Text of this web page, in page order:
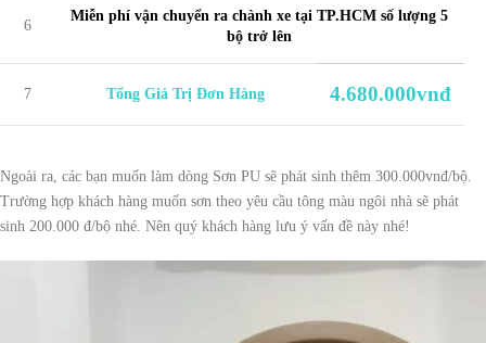
6
Miễn phí vận chuyển ra chành xe tại TP.HCM số lượng 5
bộ trở lên
7 Tổng Giá Trị Đơn Hàng 4.680.000vnđ
Ngoài ra, các bạn muốn làm dòng Sơn PU sẽ phát sinh thêm 300.000vnđ/bộ.
Trường hợp khách hàng muốn sơn theo yêu cầu tông màu ngôi nhà sẽ phát
sinh 200.000 đ/bộ nhé. Nên quý khách hàng lưu ý vấn đề này nhé!